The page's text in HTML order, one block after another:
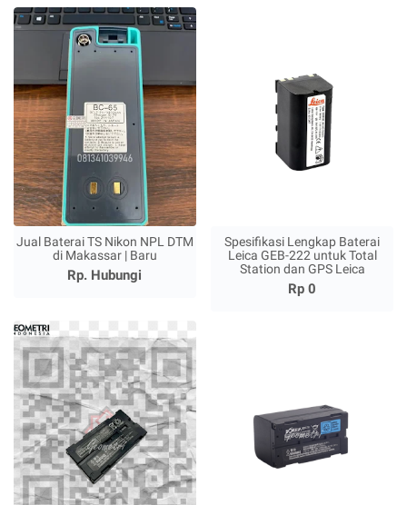
Jual Baterai TS Nikon NPL DTM
di Makassar | Baru
Rp. Hubungi
Spesifikasi Lengkap Baterai
Leica GEB-222 untuk Total
Station dan GPS Leica
Rp 0